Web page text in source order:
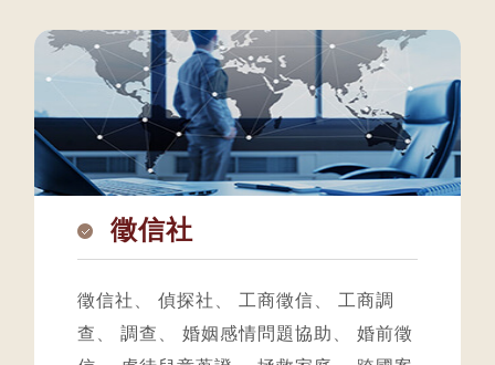
徵信社
徵信社 偵探社 工商徵信
工商調
查
調查 婚姻感情問題協助
婚前徵